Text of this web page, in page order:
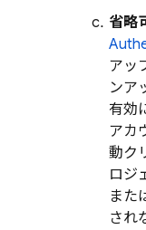
省略
アッ
ンア
有効
アカ
動ク
ロジ
また
され